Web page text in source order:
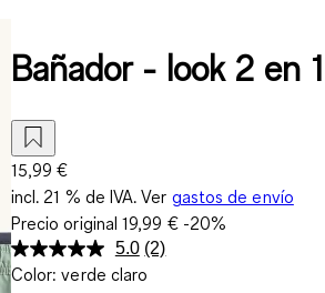
Bañador - look 2 en 1
15,99 €
incl. 21 % de IVA. Ver gastos de envío
Precio original19,99 €-20%
5.0 Lea
2
(2)
Color: verde claro